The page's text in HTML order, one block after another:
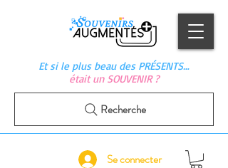
Et si le plus beau des PRÉSENTS…
était un SOUVENIR ?
Se connecter
Recherche